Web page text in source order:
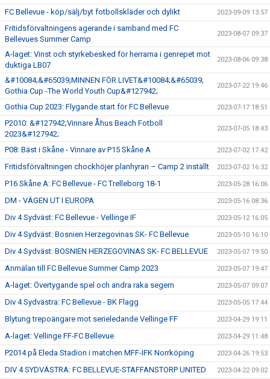
FC Bellevue - köp/sälj/byt fotbollskläder och dylikt 2023-09-09 13:57
Fritidsförvaltningens agerande i samband med FC
Bellevues Summer Camp
2023-08-07 09:37
A-laget: Vinst och styrkebesked för herrarna i genrepet mot
duktiga LB07
2023-08-06 09:38
&#10084;&#65039;MINNEN FÖR LIVET&#10084;&#65039;
Gothia Cup -The World Youth Cup&#127942;
2023-07-22 19:46
Gothia Cup 2023: Flygande start för FC Bellevue 2023-07-17 18:51
P2010: &#127942;Vinnare Åhus Beach Fotboll
2023&#127942;
2023-07-05 18:43
P08: Bäst i Skåne - Vinnare av P15 Skåne A 2023-07-02 17:42
Fritidsförvaltningen chockhöjer planhyran – Camp 2 inställt 2023-07-02 16:32
P16 Skåne A: FC Bellevue - FC Trelleborg 18-1 2023-05-28 16:06
DM - VÄGEN UT I EUROPA 2023-05-16 08:36
Div 4 Sydväst: FC Bellevue - Vellinge IF 2023-05-12 16:05
Div 4 Sydväst: Bosnien Herzegovinas SK- FC Bellevue 2023-05-10 16:10
Div 4 Sydväst: BOSNIEN HERZEGOVINAS SK- FC BELLEVUE 2023-05-07 19:50
Anmälan till FC Bellevue Summer Camp 2023 2023-05-07 19:47
A-laget: Övertygande spel och andra raka segern 2023-05-07 09:07
Div 4 Sydvästra: FC Bellevue - BK Flagg 2023-05-05 17:44
Blytung trepoängare mot serieledande Vellinge FF 2023-04-29 19:11
A-laget: Vellinge FF-FC Bellevue 2023-04-29 11:48
P2014 på Eleda Stadion i matchen MFF-IFK Norrköping 2023-04-26 19:53
DIV 4 SYDVÄSTRA: FC BELLEVUE-STAFFANSTORP UNITED 2023-04-22 09:02